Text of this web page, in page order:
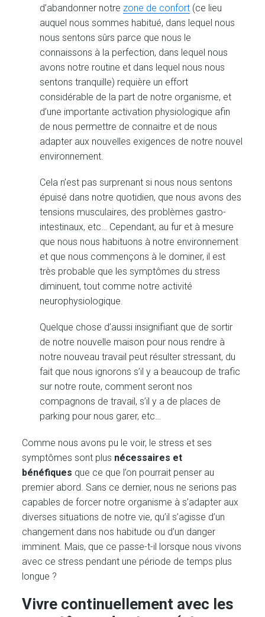
d’abandonner notre zone de confort (ce lieu
auquel nous sommes habitué, dans lequel nous
nous sentons sûrs parce que nous le
connaissons à la perfection, dans lequel nous
avons notre routine et dans lequel nous nous
sentons tranquille) requière un effort
considérable de la part de notre organisme, et
d’une importante activation physiologique afin
de nous permettre de connaitre et de nous
adapter aux nouvelles exigences de notre nouvel
environnement.
Cela n’est pas surprenant si nous nous sentons
épuisé dans notre quotidien, que nous avons des
tensions musculaires, des problèmes gastro-
intestinaux, etc… Cependant, au fur et à mesure
que nous nous habituons à notre environnement
et que nous commençons à le dominer, il est
très probable que les symptômes du stress
diminuent, tout comme notre activité
neurophysiologique.
Quelque chose d’aussi insignifiant que de sortir
de notre nouvelle maison pour nous rendre à
notre nouveau travail peut résulter stressant, du
fait que nous ignorons s’il y a beaucoup de trafic
sur notre route, comment seront nos
compagnons de travail, s’il y a de places de
parking pour nous garer, etc…
Comme nous avons pu le voir, le stress et ses
symptômes sont plus nécessaires et
bénéfiques que ce que l’on pourrait penser au
premier abord. Sans ce dernier, nous ne serions pas
capables de forcer notre organisme à s’adapter aux
diverses situations de notre vie, qu’il s’agisse d’un
changement dans nos habitude ou d’un danger
imminent. Mais, que ce passe-t-il lorsque nous vivons
avec ce stress pendant une période de temps plus
longue ?
Vivre continuellement avec les